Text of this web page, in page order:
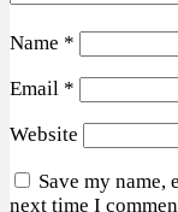
Name *
Email *
Website
Save my name,
next time I